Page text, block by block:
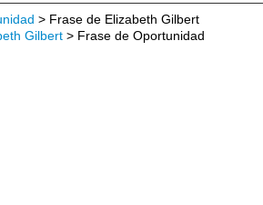
> Frase de Elizabeth Gilbert
Gilbert > Frase de Oportunidad